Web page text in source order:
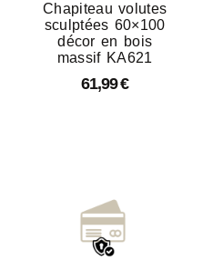
Chapiteau volutes
sculptées 60×100
décor en bois
massif KA621
61,99€